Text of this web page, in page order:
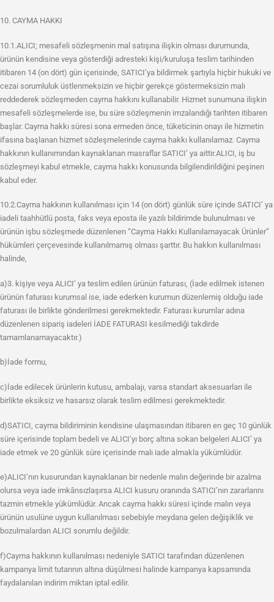
10. CAYMA HAKKI
10.1.ALICI; mesafeli sözleşmenin mal satışına ilişkin olması durumunda,
ürünün kendisine veya gösterdiği adresteki kişi/kuruluşa teslim tarihinden
itibaren 14 (on dört) gün içerisinde, SATICI’ya bildirmek şartıyla hiçbir hukuki ve
cezai sorumluluk üstlenmeksizin ve hiçbir gerekçe göstermeksizin malı
reddederek sözleşmeden cayma hakkını kullanabilir. Hizmet sunumuna ilişkin
mesafeli sözleşmelerde ise, bu süre sözleşmenin imzalandığı tarihten itibaren
başlar. Cayma hakkı süresi sona ermeden önce, tüketicinin onayı ile hizmetin
ifasına başlanan hizmet sözleşmelerinde cayma hakkı kullanılamaz. Cayma
hakkının kullanımından kaynaklanan masraflar SATICI’ ya aittir.ALICI, iş bu
sözleşmeyi kabul etmekle, cayma hakkı konusunda bilgilendirildiğini peşinen
kabul eder.
10.2.Cayma hakkının kullanılması için 14 (on dört) günlük süre içinde SATICI’ ya
iadeli taahhütlü posta, faks veya eposta ile yazılı bildirimde bulunulması ve
ürünün işbu sözleşmede düzenlenen “Cayma Hakkı Kullanılamayacak Ürünler”
hükümleri çerçevesinde kullanılmamış olması şarttır. Bu hakkın kullanılması
halinde,
a)3. kişiye veya ALICI’ ya teslim edilen ürünün faturası, (İade edilmek istenen
ürünün faturası kurumsal ise, iade ederken kurumun düzenlemiş olduğu iade
faturası ile birlikte gönderilmesi gerekmektedir. Faturası kurumlar adına
düzenlenen sipariş iadeleri İADE FATURASI kesilmediği takdirde
tamamlanamayacaktır.)
b)İade formu,
c)İade edilecek ürünlerin kutusu, ambalajı, varsa standart aksesuarları ile
birlikte eksiksiz ve hasarsız olarak teslim edilmesi gerekmektedir.
d)SATICI, cayma bildiriminin kendisine ulaşmasından itibaren en geç 10 günlük
süre içerisinde toplam bedeli ve ALICI’yı borç altına sokan belgeleri ALICI’ ya
iade etmek ve 20 günlük süre içerisinde malı iade almakla yükümlüdür.
e)ALICI’nın kusurundan kaynaklanan bir nedenle malın değerinde bir azalma
olursa veya iade imkânsızlaşırsa ALICI kusuru oranında SATICI’nın zararlarını
tazmin etmekle yükümlüdür. Ancak cayma hakkı süresi içinde malın veya
ürünün usulüne uygun kullanılması sebebiyle meydana gelen değişiklik ve
bozulmalardan ALICI sorumlu değildir.
f)Cayma hakkının kullanılması nedeniyle SATICI tarafından düzenlenen
kampanya limit tutarının altına düşülmesi halinde kampanya kapsamında
faydalanılan indirim miktarı iptal edilir.